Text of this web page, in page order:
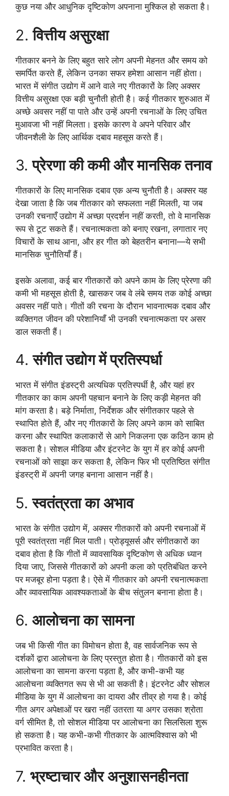
कुछ नया और आधुनिक दृष्टिकोण अपनाना मुश्किल हो सकता है।
2.वित्तीय असुरक्षा
गीतकार बनने के लिए बहुत सारे लोग अपनी मेहनत और समय को
समर्पित करते हैं, लेकिन उनका सफर हमेशा आसान नहीं होता।
भारत में संगीत उद्योग में आने वाले नए गीतकारों के लिए अक्सर
वित्तीय असुरक्षा एक बड़ी चुनौती होती है। कई गीतकार शुरुआत में
अच्छे अवसर नहीं पा पाते और उन्हें अपनी रचनाओं के लिए उचित
मुआवजा भी नहीं मिलता। इसके कारण वे अपने परिवार और
जीवनशैली के लिए आर्थिक दबाव महसूस करते हैं।
3.प्रेरणा की कमी और मानसिक तनाव
गीतकारों के लिए मानसिक दबाव एक अन्य चुनौती है। अक्सर यह
देखा जाता है कि जब गीतकार को सफलता नहीं मिलती, या जब
उनकी रचनाएँ उद्योग में अच्छा प्रदर्शन नहीं करती, तो वे मानसिक
रूप से टूट सकते हैं। रचनात्मकता को बनाए रखना, लगातार नए
विचारों के साथ आना, और हर गीत को बेहतरीन बनाना—ये सभी
मानसिक चुनौतियाँ हैं।
इसके अलावा, कई बार गीतकारों को अपने काम के लिए प्रेरणा की
कमी भी महसूस होती है, खासकर जब वे लंबे समय तक कोई अच्छा
अवसर नहीं पाते। गीतों की रचना के दौरान भावनात्मक दबाव और
व्यक्तिगत जीवन की परेशानियाँ भी उनकी रचनात्मकता पर असर
डाल सकती हैं।
4.संगीत उद्योग में प्रतिस्पर्धा
भारत में संगीत इंडस्ट्री अत्यधिक प्रतिस्पर्धी है, और यहां हर
गीतकार का काम अपनी पहचान बनाने के लिए कड़ी मेहनत की
मांग करता है। बड़े निर्माता, निर्देशक और संगीतकार पहले से
स्थापित होते हैं, और नए गीतकारों के लिए अपने काम को साबित
करना और स्थापित कलाकारों से आगे निकलना एक कठिन काम हो
सकता है। सोशल मीडिया और इंटरनेट के युग में हर कोई अपनी
रचनाओं को साझा कर सकता है, लेकिन फिर भी प्रतिष्ठित संगीत
इंडस्ट्री में अपनी जगह बनाना आसान नहीं है।
5.स्वतंत्रता का अभाव
भारत के संगीत उद्योग में, अक्सर गीतकारों को अपनी रचनाओं में
पूरी स्वतंत्रता नहीं मिल पाती। प्रोड्यूसर्स और संगीतकारों का
दबाव होता है कि गीतों में व्यावसायिक दृष्टिकोण से अधिक ध्यान
दिया जाए, जिससे गीतकारों को अपनी कला को प्रतिबंधित करने
पर मजबूर होना पड़ता है। ऐसे में गीतकार को अपनी रचनात्मकता
और व्यावसायिक आवश्यकताओं के बीच संतुलन बनाना होता है।
6. आलोचना का सामना
जब भी किसी गीत का विमोचन होता है, वह सार्वजनिक रूप से
दर्शकों द्वारा आलोचना के लिए प्रस्तुत होता है। गीतकारों को इस
आलोचना का सामना करना पड़ता है, और कभी-कभी यह
आलोचना व्यक्तिगत रूप से भी आ सकती है। इंटरनेट और सोशल
मीडिया के युग में आलोचना का दायरा और तीव्र हो गया है। कोई
गीत अगर अपेक्षाओं पर खरा नहीं उतरता या अगर उसका श्रोता
वर्ग सीमित है, तो सोशल मीडिया पर आलोचना का सिलसिला शुरू
हो सकता है। यह कभी-कभी गीतकार के आत्मविश्वास को भी
प्रभावित करता है।
7. भ्रष्टाचार और अनुशासनहीनता